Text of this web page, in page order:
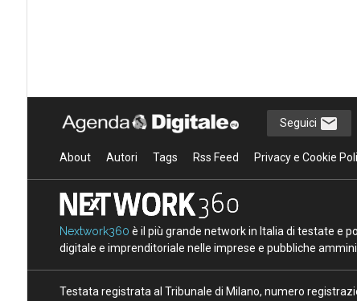
Seguici
About Autori Tags Rss Feed Privacy e Cookie
Nextwork360 è il più grande network in Italia di testate e
digitale e imprenditoriale nelle imprese e pubbliche
Testata registrata al Tribunale di Milano, numero